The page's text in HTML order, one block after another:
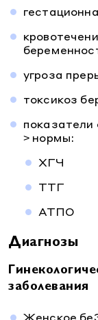
угроза
токсикоз
показатели
> нормы:
ХГЧ
ТТГ
АТПО
Диагнозы
заболевания
Женское